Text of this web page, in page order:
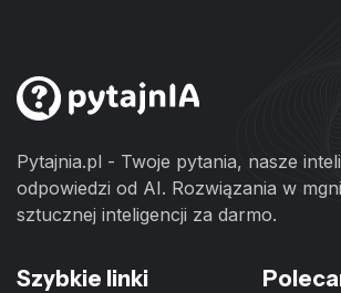
Pytajnia.pl - Twoje pytania, nasze
odpowiedzi od AI. Rozwiązania w
sztucznej inteligencji za darmo.
Szybkie linki